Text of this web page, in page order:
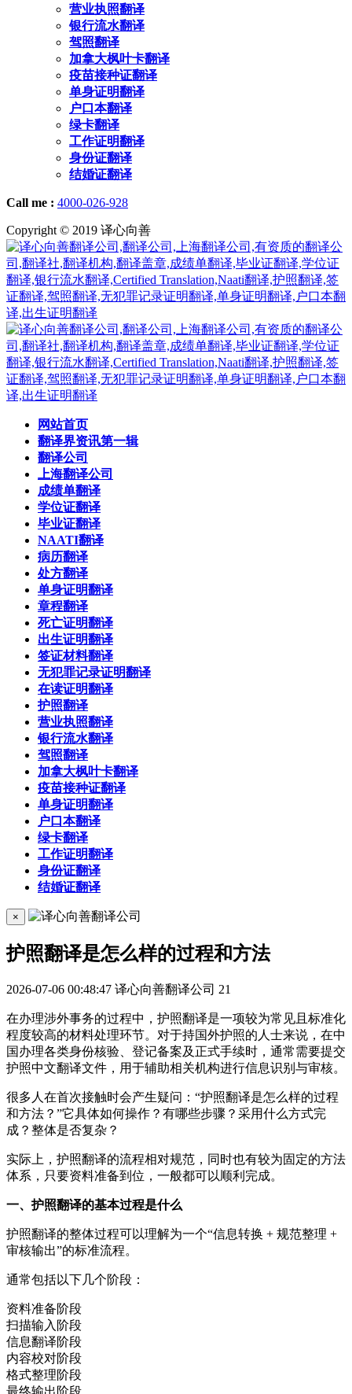
营业执照翻译
银行流水翻译
驾照翻译
加拿大枫叶卡翻译
疫苗接种证翻译
单身证明翻译
户口本翻译
绿卡翻译
工作证明翻译
身份证翻译
结婚证翻译
Call me : 4000-026-928
Copyright © 2019 译心向善
网站首页
翻译界资讯第一辑
翻译公司
上海翻译公司
成绩单翻译
学位证翻译
毕业证翻译
NAATI翻译
病历翻译
处方翻译
单身证明翻译
章程翻译
死亡证明翻译
出生证明翻译
签证材料翻译
无犯罪记录证明翻译
在读证明翻译
护照翻译
营业执照翻译
银行流水翻译
驾照翻译
加拿大枫叶卡翻译
疫苗接种证翻译
单身证明翻译
户口本翻译
绿卡翻译
工作证明翻译
身份证翻译
结婚证翻译
×
护照翻译是怎么样的过程和方法
2026-07-06 00:48:47 译心向善翻译公司 21
在办理涉外事务的过程中，护照翻译是一项较为常见且标准化
程度较高的材料处理环节。对于持国外护照的人士来说，在中
国办理各类身份核验、登记备案及正式手续时，通常需要提交
护照中文翻译文件，用于辅助相关机构进行信息识别与审核。
很多人在首次接触时会产生疑问：“护照翻译是怎么样的过程
和方法？”它具体如何操作？有哪些步骤？采用什么方式完
成？整体是否复杂？
实际上，护照翻译的流程相对规范，同时也有较为固定的方法
体系，只要资料准备到位，一般都可以顺利完成。
一、护照翻译的基本过程是什么
护照翻译的整体过程可以理解为一个“信息转换 + 规范整理 +
审核输出”的标准流程。
通常包括以下几个阶段：
资料准备阶段
扫描输入阶段
信息翻译阶段
内容校对阶段
格式整理阶段
最终输出阶段